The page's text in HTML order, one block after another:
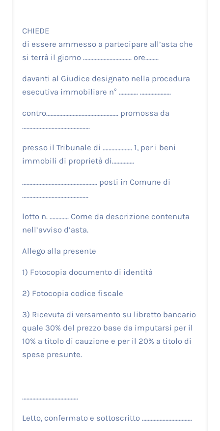
CHIEDE
di essere ammesso a partecipare all’asta che
si terrà il giorno …………………………… ore………
davanti al Giudice designato nella procedura
esecutiva immobiliare n° …………. …………………
contro…………………………………………. promossa da
……………………………………….
presso il Tribunale di ……………….. 1, per i beni
immobili di proprietà di……………
…………………………………………… posti in Comune di
………………………………………
lotto n. …………. Come da descrizione contenuta
nell’avviso d’asta.
Allego alla presente
1) Fotocopia documento di identità
2) Fotocopia codice fiscale
3) Ricevuta di versamento su libretto bancario
quale 30% del prezzo base da imputarsi per il
10% a titolo di cauzione e per il 20% a titolo di
spese presunte.
………………………………..
Letto, confermato e sottoscritto …………………………….